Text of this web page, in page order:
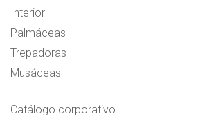
Interior
Palmáceas
Trepadoras
Musáceas
Catálogo corporativo